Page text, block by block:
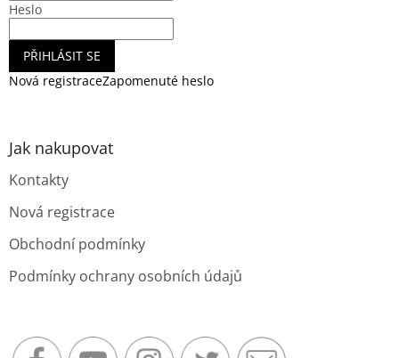
Heslo
PŘIHLÁSIT SE
Nová registraceZapomenuté heslo
Jak nakupovat
Kontakty
Nová registrace
Obchodní podmínky
Podmínky ochrany osobních údajů